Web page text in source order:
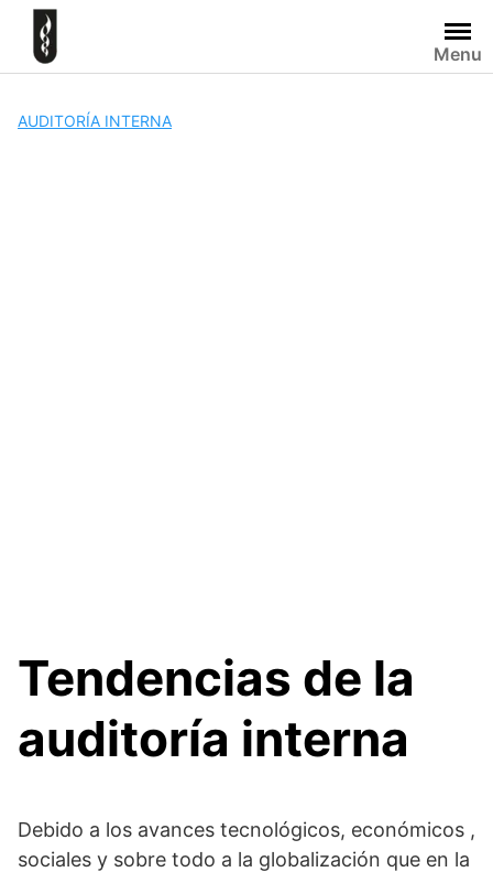
Skip
content
Menu
AUDITORÍA INTERNA
Tendencias de la
auditoría interna
Debido a los avances tecnológicos, económicos ,
sociales y sobre todo a la globalización que en la